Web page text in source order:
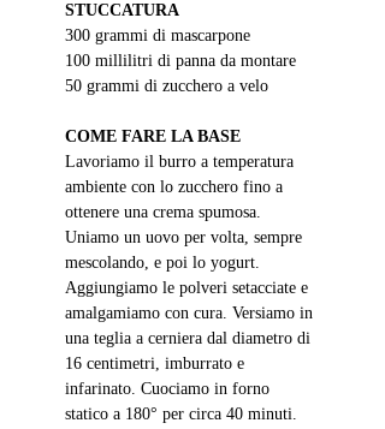
STUCCATURA
300 grammi di mascarpone
100 millilitri di panna da montare
50 grammi di zucchero a velo
COME FARE LA BASE
Lavoriamo il burro a temperatura
ambiente con lo zucchero fino a
ottenere una crema spumosa.
Uniamo un uovo per volta, sempre
mescolando, e poi lo yogurt.
Aggiungiamo le polveri setacciate e
amalgamiamo con cura. Versiamo in
una teglia a cerniera dal diametro di
16 centimetri, imburrato e
infarinato. Cuociamo in forno
statico a 180° per circa 40 minuti.